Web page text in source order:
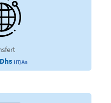
HT/An